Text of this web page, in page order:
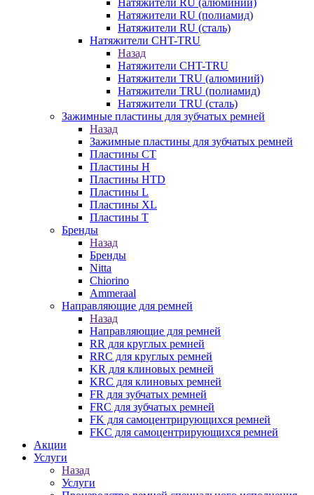
Натяжители RU (полиамид)
Натяжители RU (сталь)
Натяжители CHT-TRU
Назад
Натяжители CHT-TRU
Натяжители TRU (алюминий)
Натяжители TRU (полиамид)
Натяжители TRU (сталь)
Зажимные пластины для зубчатых ремней
Назад
Зажимные пластины для зубчатых ремней
Пластины CT
Пластины H
Пластины HTD
Пластины L
Пластины XL
Пластины T
Бренды
Назад
Бренды
Nitta
Chiorino
Ammeraal
Направляющие для ремней
Назад
Направляющие для ремней
RR для круглых ремней
RRC для круглых ремней
KR для клиновых ремней
KRC для клиновых ремней
FR для зубчатых ремней
FRC для зубчатых ремней
FK для самоцентрирующихся ремней
FKC для самоцентрирующихся ремней
Акции
Услуги
Назад
Услуги